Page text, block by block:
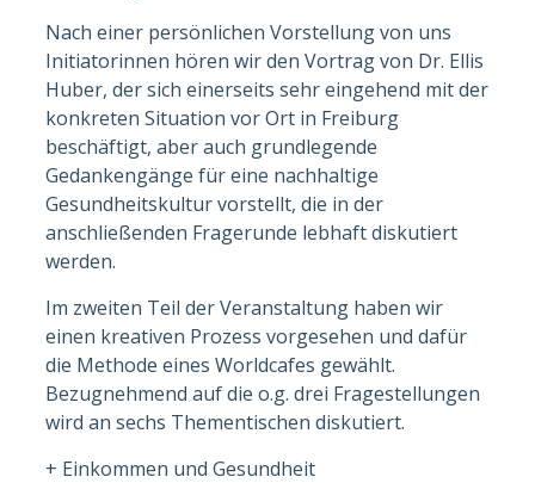
Nach einer persönlichen Vorstellung von uns
Initiatorinnen hören wir den Vortrag von Dr. Ellis
Huber, der sich einerseits sehr eingehend mit der
konkreten Situation vor Ort in Freiburg
beschäftigt, aber auch grundlegende
Gedankengänge für eine nachhaltige
Gesundheitskultur vorstellt, die in der
anschließenden Fragerunde lebhaft diskutiert
werden.
Im zweiten Teil der Veranstaltung haben wir
einen kreativen Prozess vorgesehen und dafür
die Methode eines Worldcafes gewählt.
Bezugnehmend auf die o.g. drei Fragestellungen
wird an sechs Thementischen diskutiert.
+ Einkommen und Gesundheit